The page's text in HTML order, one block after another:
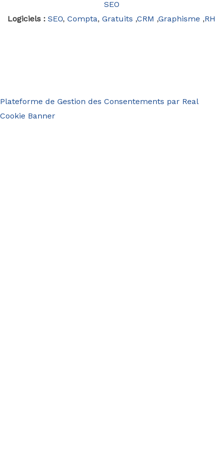
SEO
Logiciels : SEO, Compta, Gratuits ,CRM ,Graphisme ,RH
Plateforme de Gestion des Consentements par Real
Cookie Banner